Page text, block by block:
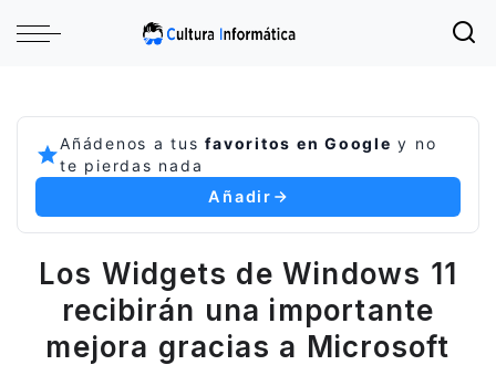
Añádenos a tusfavoritos en Google y no
te pierdas nada
Añadir
Los Widgets de Windows 11
recibirán una importante
mejora gracias a Microsoft